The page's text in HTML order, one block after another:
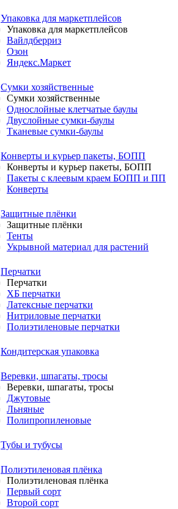
Упаковка для маркетплейсов
Упаковка для маркетплейсов
Вайлдберриз
Озон
Яндекс.Маркет
Сумки хозяйственные
Сумки хозяйственные
Однослойные клетчатые баулы
Двуслойные сумки-баулы
Тканевые сумки-баулы
Конверты и курьер пакеты, БОПП
Конверты и курьер пакеты, БОПП
Пакеты с клеевым краем БОПП и ПП
Конверты
Защитные плёнки
Защитные плёнки
Тенты
Укрывной материал для растений
Перчатки
Перчатки
ХБ перчатки
Латексные перчатки
Нитриловые перчатки
Полиэтиленовые перчатки
Кондитерская упаковка
Веревки, шпагаты, тросы
Веревки, шпагаты, тросы
Джутовые
Льняные
Полипропиленовые
Тубы и тубусы
Полиэтиленовая плёнка
Полиэтиленовая плёнка
Первый сорт
Второй сорт